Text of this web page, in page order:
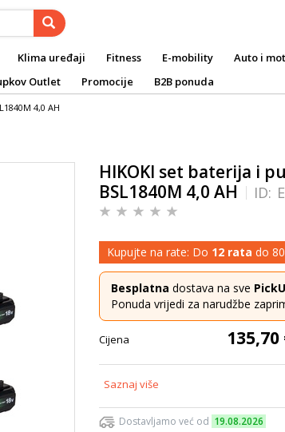
Klima uređaji Fitness E-mobility Auto i
Outlet Promocije B2B ponuda
4,0 AH
HIKOKI set baterija i
BSL1840M 4,0 AH
ID:
Kupujte na rate: Do 12 rata do
Besplatna dostava na sve
Ponuda vrijedi za narudžbe
Cijena 135,70
Saznaj više
Dostavljamo već od 19.08.2026